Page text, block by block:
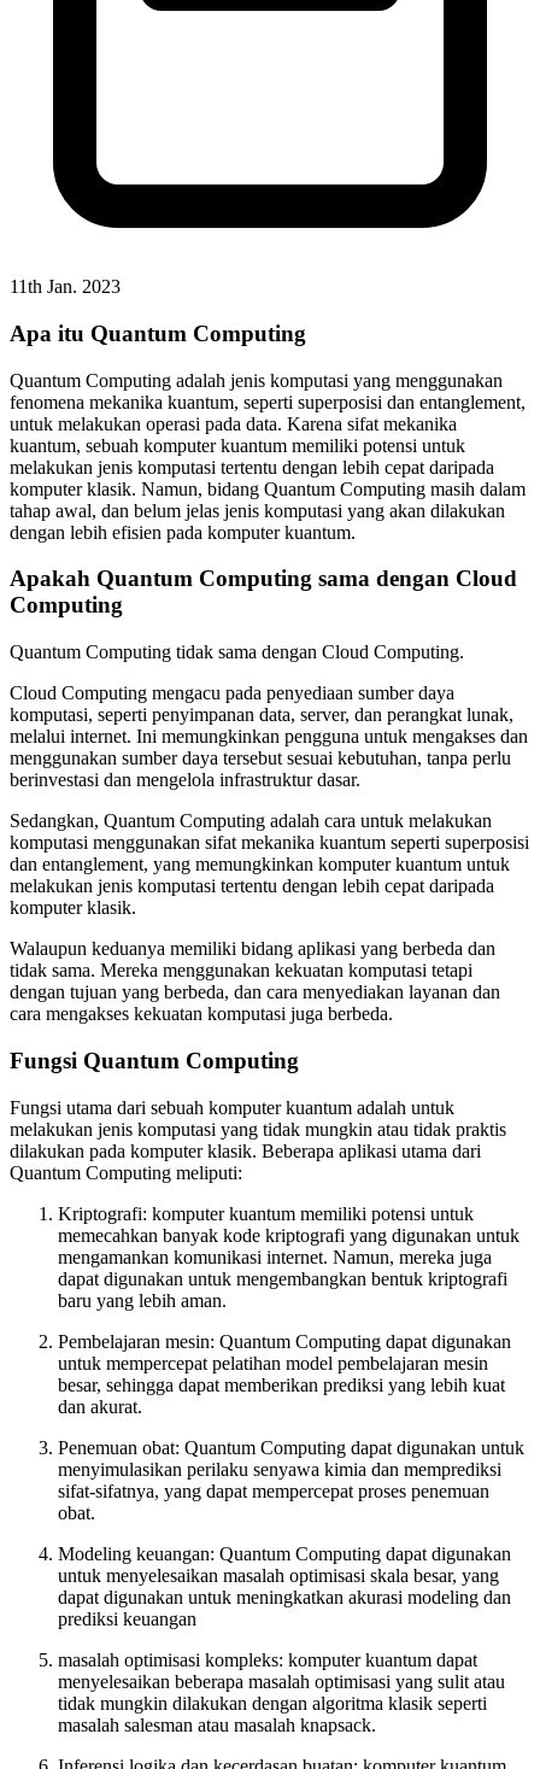
11th Jan. 2023
Apa itu Quantum Computing
Quantum Computing adalah jenis komputasi yang menggunakan
fenomena mekanika kuantum, seperti superposisi dan entanglement,
untuk melakukan operasi pada data. Karena sifat mekanika
kuantum, sebuah komputer kuantum memiliki potensi untuk
melakukan jenis komputasi tertentu dengan lebih cepat daripada
komputer klasik. Namun, bidang Quantum Computing masih dalam
tahap awal, dan belum jelas jenis komputasi yang akan dilakukan
dengan lebih efisien pada komputer kuantum.
Apakah Quantum Computing sama dengan Cloud
Computing
Quantum Computing tidak sama dengan Cloud Computing.
Cloud Computing mengacu pada penyediaan sumber daya
komputasi, seperti penyimpanan data, server, dan perangkat lunak,
melalui internet. Ini memungkinkan pengguna untuk mengakses dan
menggunakan sumber daya tersebut sesuai kebutuhan, tanpa perlu
berinvestasi dan mengelola infrastruktur dasar.
Sedangkan, Quantum Computing adalah cara untuk melakukan
komputasi menggunakan sifat mekanika kuantum seperti superposisi
dan entanglement, yang memungkinkan komputer kuantum untuk
melakukan jenis komputasi tertentu dengan lebih cepat daripada
komputer klasik.
Walaupun keduanya memiliki bidang aplikasi yang berbeda dan
tidak sama. Mereka menggunakan kekuatan komputasi tetapi
dengan tujuan yang berbeda, dan cara menyediakan layanan dan
cara mengakses kekuatan komputasi juga berbeda.
Fungsi Quantum Computing
Fungsi utama dari sebuah komputer kuantum adalah untuk
melakukan jenis komputasi yang tidak mungkin atau tidak praktis
dilakukan pada komputer klasik. Beberapa aplikasi utama dari
Quantum Computing meliputi:
Kriptografi: komputer kuantum memiliki potensi untuk
memecahkan banyak kode kriptografi yang digunakan untuk
mengamankan komunikasi internet. Namun, mereka juga
dapat digunakan untuk mengembangkan bentuk kriptografi
baru yang lebih aman.
Pembelajaran mesin: Quantum Computing dapat digunakan
untuk mempercepat pelatihan model pembelajaran mesin
besar, sehingga dapat memberikan prediksi yang lebih kuat
dan akurat.
Penemuan obat: Quantum Computing dapat digunakan untuk
menyimulasikan perilaku senyawa kimia dan memprediksi
sifat-sifatnya, yang dapat mempercepat proses penemuan
obat.
Modeling keuangan: Quantum Computing dapat digunakan
untuk menyelesaikan masalah optimisasi skala besar, yang
dapat digunakan untuk meningkatkan akurasi modeling dan
prediksi keuangan
masalah optimisasi kompleks: komputer kuantum dapat
menyelesaikan beberapa masalah optimisasi yang sulit atau
tidak mungkin dilakukan dengan algoritma klasik seperti
masalah salesman atau masalah knapsack.